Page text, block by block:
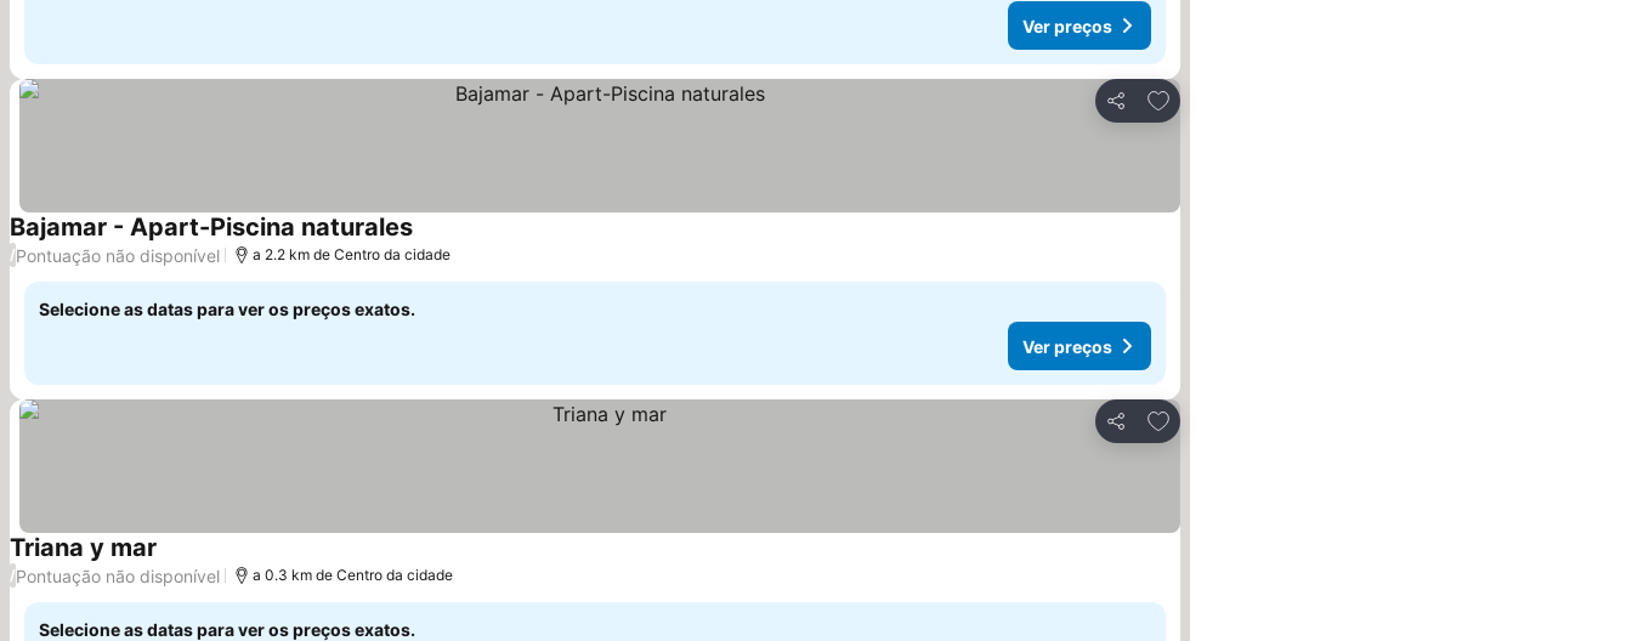
Ver preços
Partilhar
Adicionar aos favoritos
Bajamar - Apart-Piscina naturalesVer preços
/Pontuação não disponível a 2.2 km de Centro da cidade
Selecione as datas para ver os preços exatos.
Ver preços
Partilhar
Adicionar aos favoritos
Triana y mar Ver preços
/Pontuação não disponível a 0.3 km de Centro da cidade
Selecione as datas para ver os preços exatos.